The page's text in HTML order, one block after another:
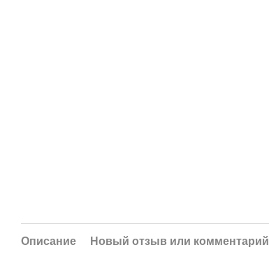
Описание Новый отзыв или комментарий